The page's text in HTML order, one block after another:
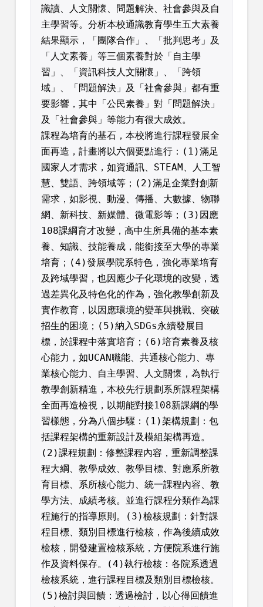
識讀、人文關懷、問題解決、社會參與及自
主學習等。分析本校通識教育學生五大素養
結果顯示，「團隊合作」、「批判思考」及
「人文素養」等三個素養對於「自主學
習」、「資訊科技人文關懷」、「跨領
域」、「問題解決」及「社會參與」都有重
要影響，其中「公民素養」對「問題解決」
及「社會參與」等能力有很大成效。
課程為培育的基石，本校將進行課程發展全
面再造，計畫將以六個要點進行：(1)滿足
國家人才需求，如資通訊、STEAM、人工智
慧、雙語、跨領域等；(2)滿足企業對創新
需求，如影視、動漫、傳播、大數據、物聯
網、新科技、新媒體、微電影等；(3)因應
108課綱育才改變，高中生所具備的基本素
養、知識、技能養成，能銜接至大學的專業
培育；(4)發展學院系特色，強化專業培育
及跨域學習，也因應少子化環境的改變，透
過差異化及特色化的作為，強化教學創新及
實作教育，以因應環境的變革與挑戰、突破
招生的困境；(5)納入SDGs永續發展目
標，於課程中落實培育；(6)培育素養及核
心能力，如UCAN職能、共通核心能力、專
業核心能力、自主學習、人文關懷，為執行
教學創新精進，本校先行規劃系所課程架構
全面再造檢視，以期能對接108新課綱的學
習樣態，分為八個步驟：(1)架構規劃：包
括課程架構的重新設計及模組架構再造。
(2)課程規劃：修整課程內容，重新調整課
程大綱、教學成效、教學目標、對應系所教
育目標、系所核心能力、統一課程內容、教
學方法、成績考核。並進行課程分類作為課
程施行的指導原則。(3)檢核規劃：針對課
程目標、類別目標進行檢核，作為後續成效
檢核，開發建置檢核系統，方便院系進行施
作及資料保存。(4)執行檢核：各院系透過
檢核系統，進行課程目標及類別目標檢核。
(5)檢討與回饋：透過檢討，以心得回饋進